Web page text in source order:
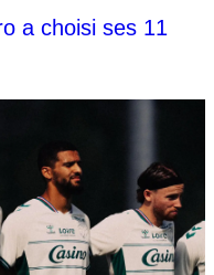
a choisi ses 11